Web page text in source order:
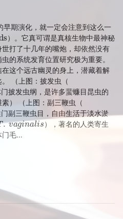
早期演化，就一定会注意到这么一
）。它真可谓是真核生物中最神秘
打了十几年的嘴炮，却依然没有
的系统发育位置研究极为重要。
这个远古幽灵的身上，潜藏着解
（上图：披发虫（
披发虫纲，是许多蜚蠊目昆虫的
） （上图：副三鞭虫（
副三鞭虫目，自由生活于淡水淤
. vaginalis ），著名的人类寄生
门毛...